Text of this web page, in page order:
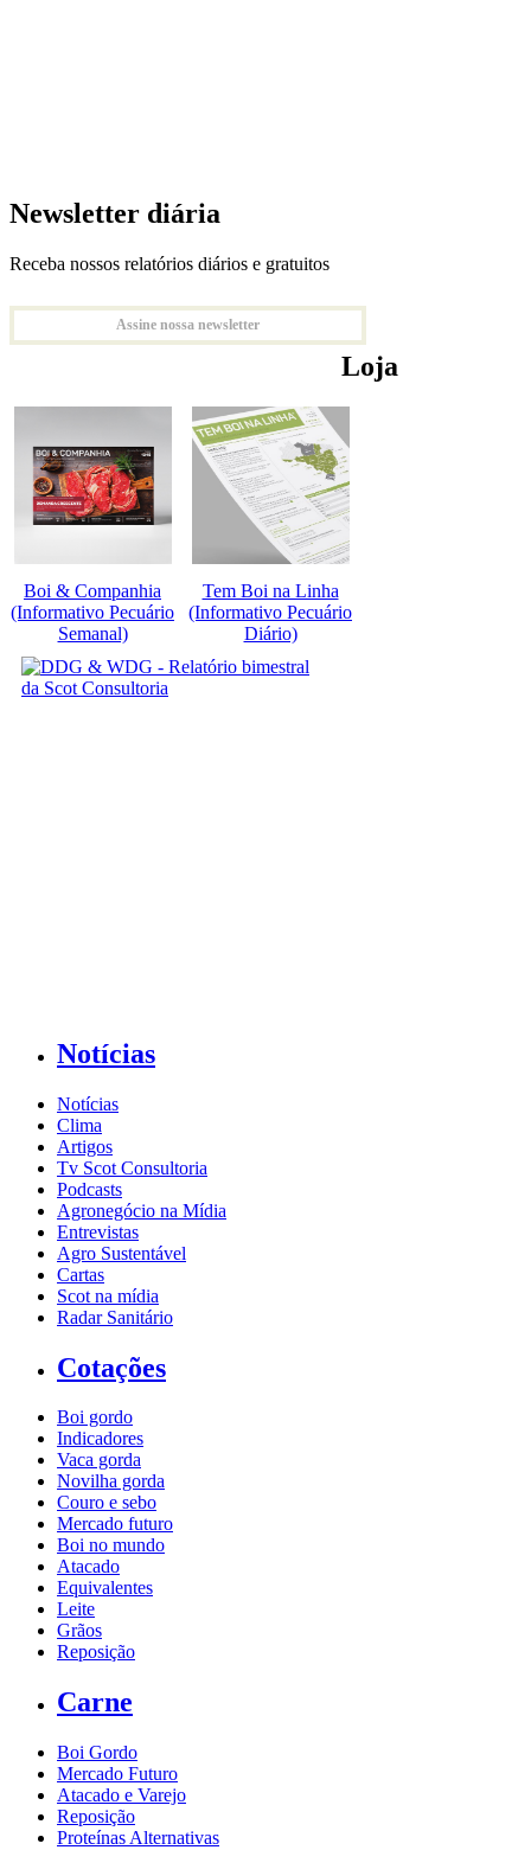
Newsletter diária
Receba nossos relatórios diários e gratuitos
Assine nossa newsletter
Loja
Boi & Companhia
(Informativo Pecuário
Semanal)
Tem Boi na Linha
(Informativo Pecuário
Diário)
Notícias
Notícias
Clima
Artigos
Tv Scot Consultoria
Podcasts
Agronegócio na Mídia
Entrevistas
Agro Sustentável
Cartas
Scot na mídia
Radar Sanitário
Cotações
Boi gordo
Indicadores
Vaca gorda
Novilha gorda
Couro e sebo
Mercado futuro
Boi no mundo
Atacado
Equivalentes
Leite
Grãos
Reposição
Carne
Boi Gordo
Mercado Futuro
Atacado e Varejo
Reposição
Proteínas Alternativas